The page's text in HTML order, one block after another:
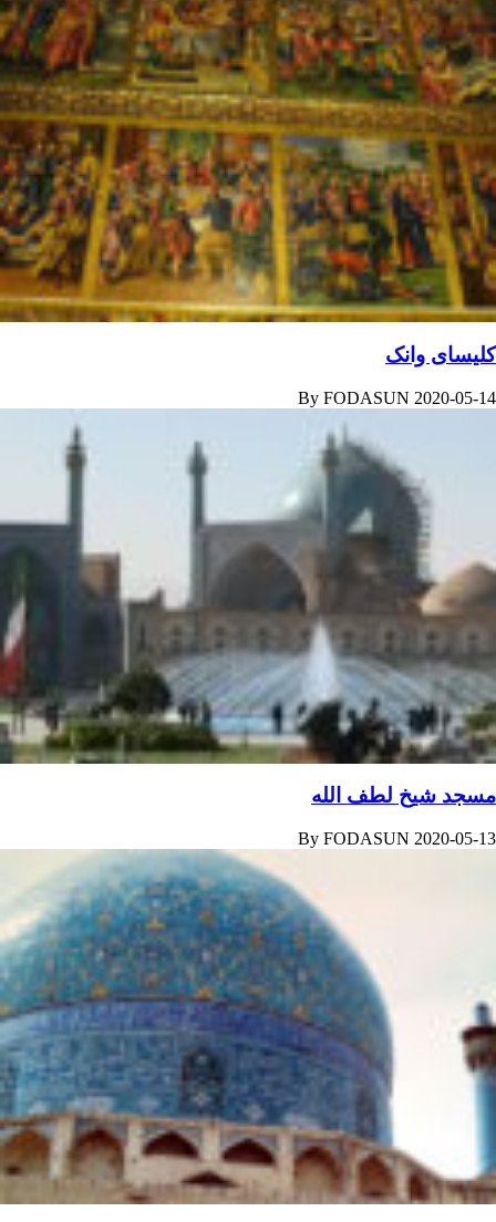
کلیسای وانک
By FODASUN 2020-05-14
مسجد شیخ لطف الله
By FODASUN 2020-05-13